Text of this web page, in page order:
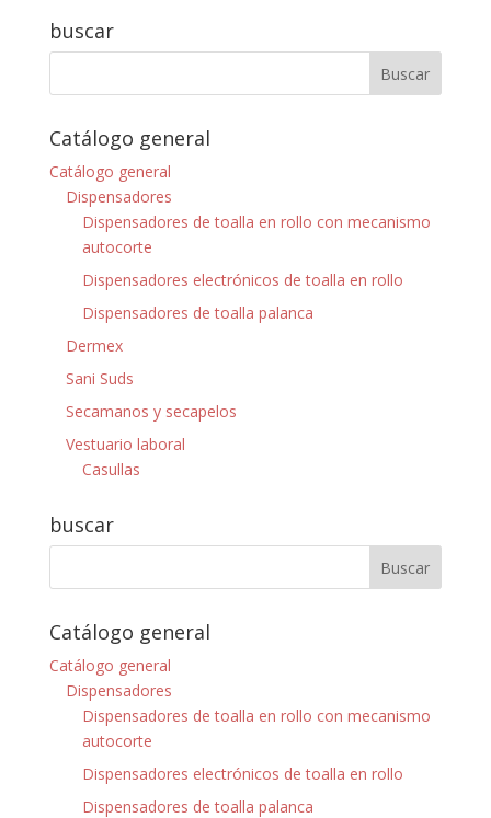
mecanísmo para
ajuste del tamaño por
de papel.
buscar
Catálogo general
Catálogo general
Dispensadores
Dispensadores de toalla en rollo con mecanismo
autocorte
Dispensadores electrónicos de toalla en rollo
Dispensadores de toalla palanca
Dermex
Sani Suds
Secamanos y secapelos
Vestuario laboral
Casullas
buscar
Catálogo general
Catálogo general
Dispensadores
Dispensadores de toalla en rollo con mecanismo
autocorte
Dispensadores electrónicos de toalla en rollo
Dispensadores de toalla palanca